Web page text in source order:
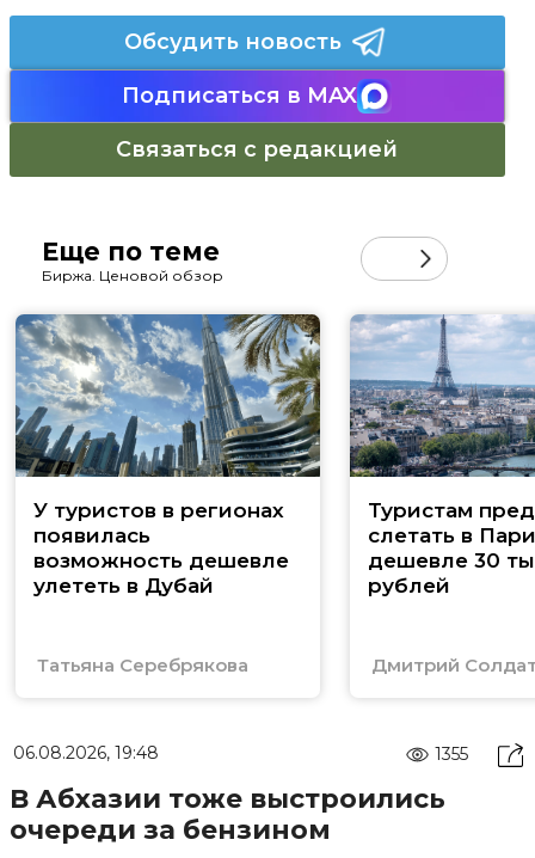
Обсудить новость
Подписаться в MAX
Связаться с редакцией
Еще по теме
Биржа. Ценовой обзор
У туристов в регионах
появилась
возможность дешевле
улететь в Дубай
Татьяна Серебрякова
Туристам
слетать в
дешевле 30
рублей
Дмитрий
06.08.2026, 19:48 1355
В Абхазии тоже выстроились
очереди за бензином